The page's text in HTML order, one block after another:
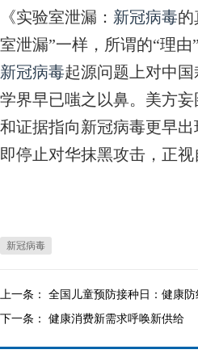
《实验室泄漏： 新冠病毒的
室泄漏”一样，所谓的“理
新冠病毒起源问题上对中
学界早已嗤之以鼻。美方
和证据指向新冠病毒更早
即停止对华抹黑攻击，正
新冠病毒
上一条： 全国儿童预防接种日：健康
下一条： 健康消费新需求呼唤新供给